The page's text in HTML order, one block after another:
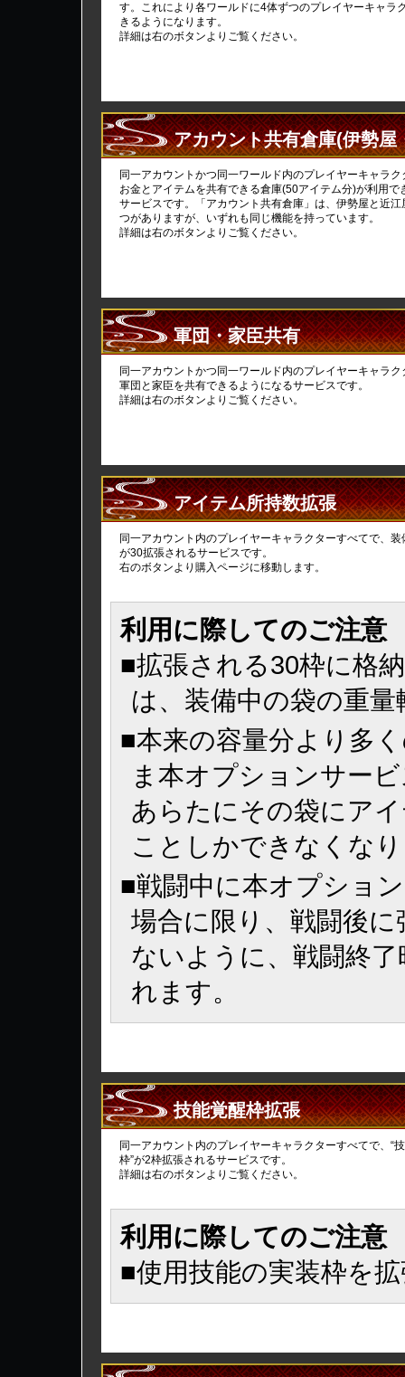
す。これにより各ワールドに4体ずつのプレイヤーキャラ
きるようになります。
詳細は右のボタンよりご覧ください。
アカウント共有倉庫(伊勢屋
同一アカウントかつ同一ワールド内のプレイヤーキャラ
お金とアイテムを共有できる倉庫(50アイテム分)が利用で
サービスです。「アカウント共有倉庫」は、伊勢屋と近
つがありますが、いずれも同じ機能を持っています。
詳細は右のボタンよりご覧ください。
軍団・家臣共有
同一アカウントかつ同一ワールド内のプレイヤーキャラ
軍団と家臣を共有できるようになるサービスです。
詳細は右のボタンよりご覧ください。
アイテム所持数拡張
同一アカウント内のプレイヤーキャラクターすべてで、
が30拡張されるサービスです。
右のボタンより購入ページに移動します。
利用に際してのご注意
■拡張される30枠に格
は、装備中の袋の重
■本来の容量分より多
ま本オプションサー
あらたにその袋にア
ことしかできなくな
■戦闘中に本オプショ
場合に限り、戦闘後
ないように、戦闘終
れます。
技能覚醒枠拡張
同一アカウント内のプレイヤーキャラクターすべてで、“
枠”が2枠拡張されるサービスです。
詳細は右のボタンよりご覧ください。
利用に際してのご注意
■使用技能の実装枠を